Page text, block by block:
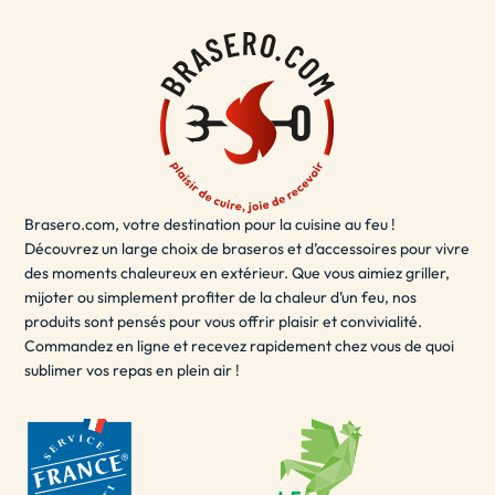
Le brasero terrasse est également sécurisé et facile à
utiliser, vous permettant devous détendre
de votre espace extérieur en toute sécurité. Que vous
souhaitiez passer du temps en solo ou partager des
moments inoubliables avec des amis et de la famille, le
brasero terrasse est la solution idéale pour ajouter une
touche de chaleur et de style à votre espace extérieur.
- LE BRASERO EXTÉRIEUR / BRASERO POUR
JARDIN
Un brasero extérieur est unexcellent choixpour les
soirées d'été en plein air. Il peut être utilisé pour se
créer une ambiance agréable. Les braseros extérieurs
sont disponibles dans une variété de tailles et de
matériaux, y compris le fer, l'acier inoxydable, l'acier
Brasero.com, votre destination pour la cuisine au feu !
Découvrez un large choix de braseros et d’accessoires pour vivre
des moments chaleureux en extérieur. Que vous aimiez griller,
mijoter ou simplement profiter de la chaleur d’un feu, nos
produits sont pensés pour vous offrir plaisir et convivialité.
Commandez en ligne et recevez rapidement chez vous de quoi
sublimer vos repas en plein air !